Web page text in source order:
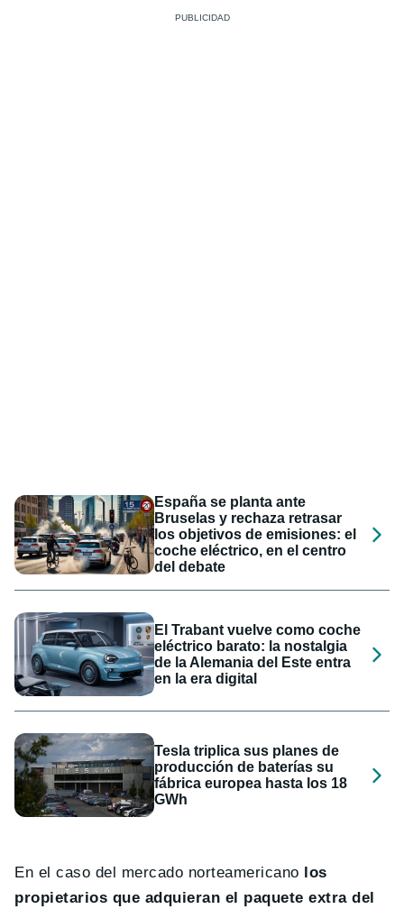
España se planta ante
Bruselas y rechaza retrasar
los objetivos de emisiones: el
coche eléctrico, en el centro
del debate
El Trabant vuelve como coche
eléctrico barato: la nostalgia
de la Alemania del Este entra
en la era digital
Tesla triplica sus planes de
producción de baterías su
fábrica europea hasta los 18
GWh
En el caso del mercado norteamericano
los
propietarios que adquieran el paquete extra del